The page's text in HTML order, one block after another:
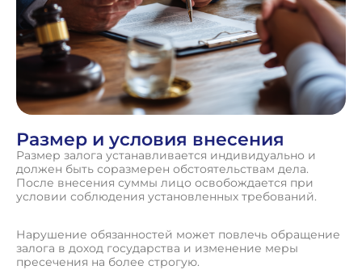
Размер и условия внесения
Размер залога устанавливается индивидуально и
должен быть соразмерен обстоятельствам дела.
После внесения суммы лицо освобождается при
условии соблюдения установленных требований.
Нарушение обязанностей может повлечь обращение
залога в доход государства и изменение меры
пресечения на более строгую.